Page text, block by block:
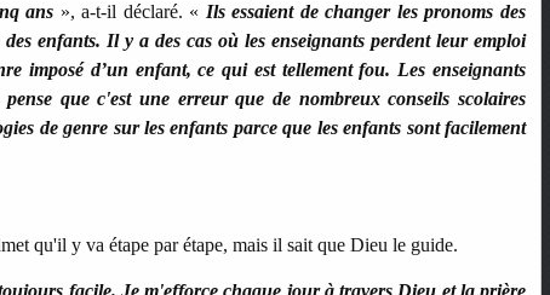
ans », a-t-il déclaré. « Ils essaient de changer les pronoms des
enfants. Il y a des cas où les enseignants perdent leur emploi
imposé d’un enfant, ce qui est tellement fou. Les enseignants
que c'est une erreur que de nombreux conseils scolaires
de genre sur les enfants parce que les enfants sont facilement
qu'il y va étape par étape, mais il sait que Dieu le guide.
facile. Je m'efforce chaque jour à travers Dieu et la prière